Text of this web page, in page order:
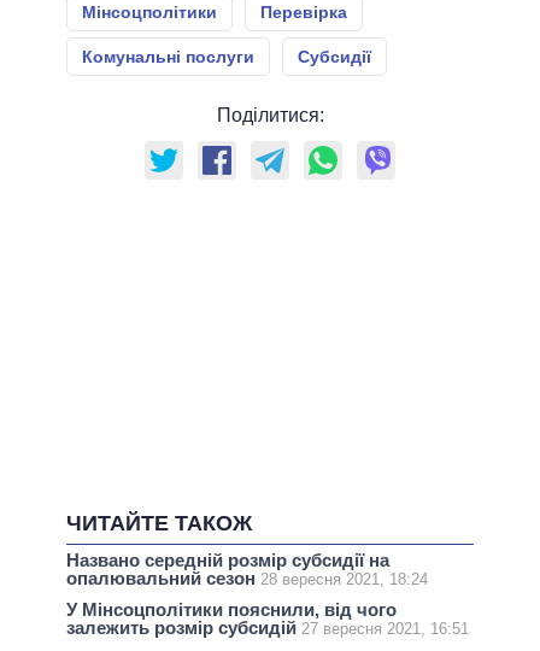
Мінсоцполітики Перевірка
Комунальні послуги Субсидії
Поділитися:
ЧИТАЙТЕ ТАКОЖ
Названо середній розмір субсидії на
опалювальний сезон 28 вересня 2021, 18:24
У Мінсоцполітики пояснили, від чого
залежить розмір субсидій 27 вересня 2021, 16:51